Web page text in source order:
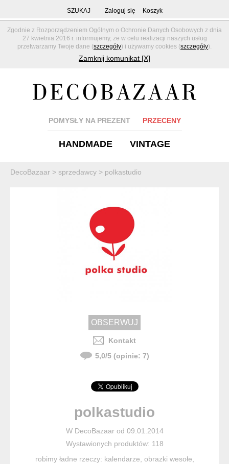
Zgodnie z Rozporządzeniem Ogólnym o Ochronie Danych Osobowych z dnia
27 kwietnia 2016 r. informujemy, że w celu realizacji naszych usług
przetwarzamy Twoje dane (szczegóły) i używamy cookies (szczegóły).
Zamknij komunikat [X]
SZUKAJ Zaloguj się Koszyk
POMYSŁY NA PREZENT PRZECENY
HANDMADE VINTAGE
DecoBazaar > sprzedawcy > polkastudio
Kontakt
5,0/5(opinie: 7)
polkastudio
W DecoBazaar od 09.01.2014
Wystawionych produktów: 118
robimy ładne rzeczy: kalendarze, obrazki wesołe,